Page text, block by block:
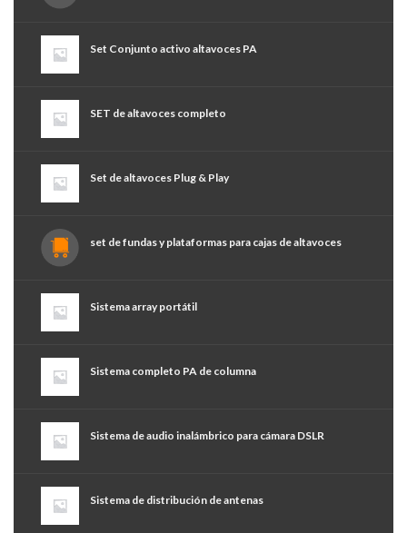
Set Conjunto activo altavoces PA
SET de altavoces completo
Set de altavoces Plug & Play
set de fundas y plataformas para cajas de altavoces
Sistema array portátil
Sistema completo PA de columna
Sistema de audio inalámbrico para cámara DSLR
Sistema de distribución de antenas